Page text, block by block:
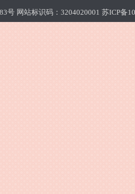
号 网站标识码：3204020001 苏ICP备